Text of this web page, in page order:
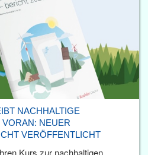
NACHHALTIGE
NEUER
VERÖFFENTLICHT
Kurs zur nachhaltigen